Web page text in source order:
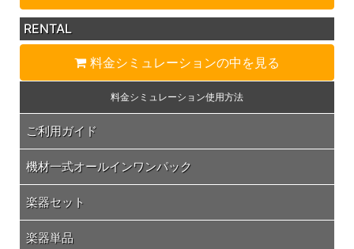
RENTAL
料金シミュレーションの中を見る
料金シミュレーション使用方法
ご利用ガイド
機材一式オールインワンパック
楽器セット
楽器単品